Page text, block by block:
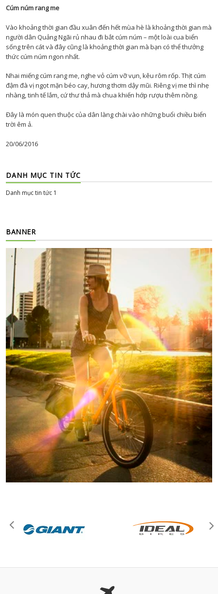
Cúm núm rang me
Vào khoảng thời gian đầu xuân đến hết mùa hè là khoảng thời gian mà
người dân Quảng Ngãi rủ nhau đi bắt cúm núm – một loài cua biển
sống trên cát và đây cũng là khoảng thời gian mà bạn có thể thưởng
thức cúm núm ngon nhất.
Nhai miếng cúm rang me, nghe vỏ cúm vỡ vụn, kêu rôm rốp. Thịt cúm
đậm đà vị ngọt mặn béo cay, hương thơm dậy mũi. Riêng vị me thì nhẹ
nhàng, tinh tế lắm, cứ thư thả mà chua khiến hớp rượu thêm nồng.
Đây là món quen thuộc của dân làng chài vào những buổi chiều biển
trời êm ả.
20/06/2016
DANH MỤC TIN TỨC
Danh mục tin tức 1
BANNER